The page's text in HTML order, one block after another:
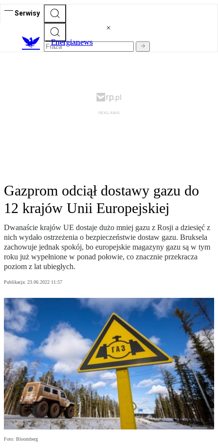
Serwisy
Energianews
Gazprom odciął dostawy gazu do
12 krajów Unii Europejskiej
Dwanaście krajów UE dostaje dużo mniej gazu z Rosji a dziesięć z
nich wydało ostrzeżenia o bezpieczeństwie dostaw gazu. Bruksela
zachowuje jednak spokój, bo europejskie magazyny gazu są w tym
roku już wypełnione w ponad połowie, co znacznie przekracza
poziom z lat ubiegłych.
Publikacja: 23.06.2022 11:57
Foto: Bloomberg